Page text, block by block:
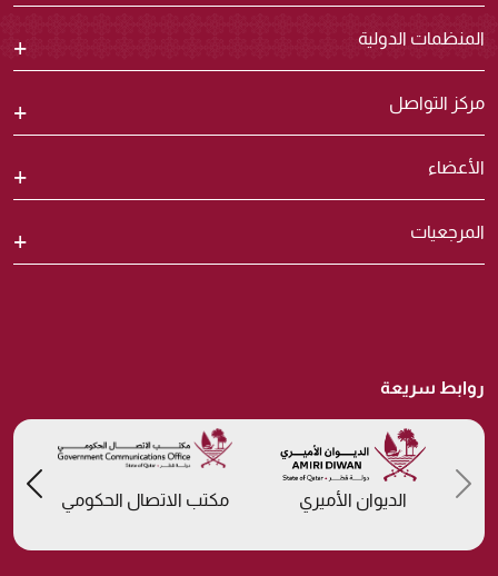
المنظمات الدولية
مركز التواصل
الأعضاء
المرجعيات
روابط سريعة
الديوان الأميري مكتب الاتصال الحكومي
Previous